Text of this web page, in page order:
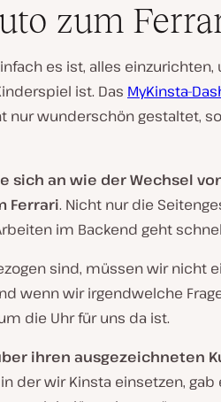
zum
es ist, alles einzurichten,
ist. Das MyKinsta-
nur wunderschön gestaltet,
sich an wie der Wechsel
Ferrari. Nicht nur die
im Backend geht
sind, müssen wir nicht
wenn wir irgendwelche
die Uhr für uns da ist.
ihren ausgezeichneten
in der wir Kinsta einsetzen, gab